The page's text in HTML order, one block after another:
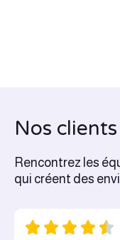
Nos clients
Rencontrez les
qui créent des